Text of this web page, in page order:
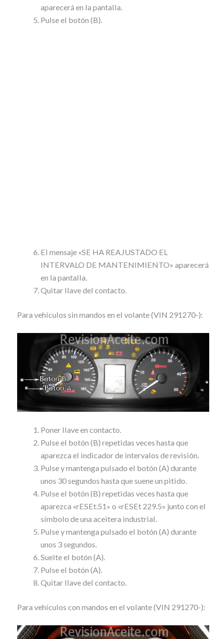
aparecerá en la pantalla.
Pulse el botón (B).
El mensaje «SE HA REAJUSTADO EL
INTERVALO DE MANTENIMIENTO» aparecerá
en la pantalla.
Quitar llave del contacto.
Para vehículos sin mandos en el volante (VIN 291270-):
Poner llave en contacto.
Pulse el botón (B) repetidas veces hasta que
aparezca el indicador de intervalos de revisión.
Pulse y mantenga pulsado el botón (A) durante
unos 30 segundos hasta que suene un pitido.
Pulse el botón (B) repetidas veces hasta que
aparezca «rESEt.51» o «rESEt 229.5» junto con el
símbolo de una aceitera industrial.
Pulse y mantenga pulsado el botón (A) durante
unos 3 segundos.
Suelte el botón (A).
Pulse el botón (A).
Quitar llave del contacto.
Para vehículos con mandos en el volante (VIN 291270-):